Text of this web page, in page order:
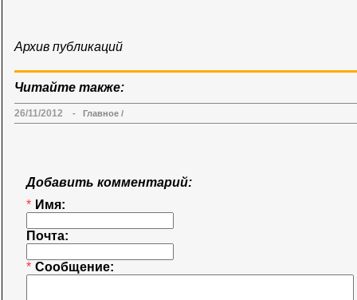
Архив публикаций
Читайте также:
26/11/2012 - Главное /
Добавить комментарий:
* Имя:
Почта:
* Сообщение: